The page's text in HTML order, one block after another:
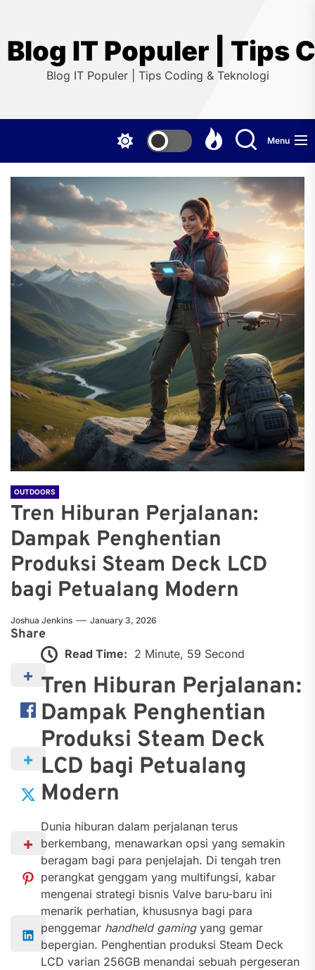
the
content
Blog IT Populer | Tips
Blog IT Populer | Tips Coding & Teknologi
Menu
OUTDOORS
Tren Hiburan Perjalanan:
Dampak Penghentian
Produksi Steam Deck LCD
bagi Petualang Modern
Joshua Jenkins January 3, 2026
Share
Read Time: 2 Minute, 59 Second
Tren Hiburan Perjalanan:
Dampak Penghentian
Produksi Steam Deck
LCD bagi Petualang
Modern
Dunia hiburan dalam perjalanan terus
berkembang, menawarkan opsi yang semakin
beragam bagi para penjelajah. Di tengah tren
perangkat genggam yang multifungsi, kabar
mengenai strategi bisnis Valve baru-baru ini
menarik perhatian, khususnya bagi para
penggemar handheld gamingyang gemar
bepergian. Penghentian produksi Steam Deck
LCD varian 256GB menandai sebuah pergeseran